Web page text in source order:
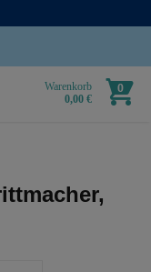
Warenkorb
0,00 €
0